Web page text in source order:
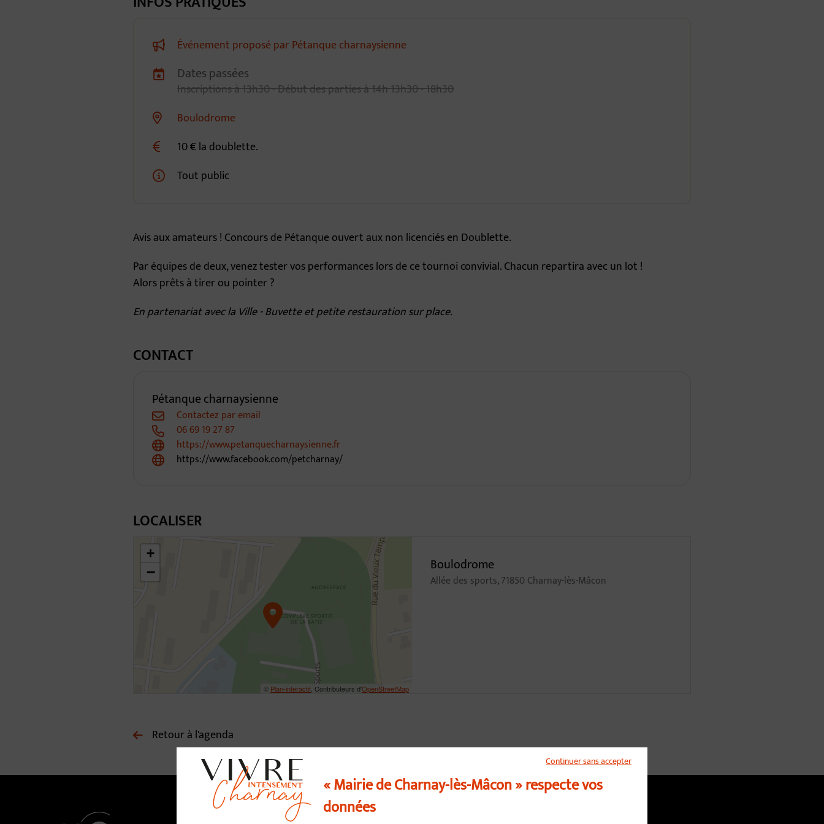
Événement proposé par Pétanque charnaysienne
Dates de planification
Dates passées
Inscriptions à 13h30 - Début des parties à 14h13h30 - 18h30
Lieu alternatif
Boulodrome
10 € la doublette.
Tout public
Avis aux amateurs ! Concours de Pétanque ouvert aux non licenciés en Doublette.
Par équipes de deux, venez tester vos performances lors de ce tournoi convivial. Chacun repartira avec un lot !
Alors prêts à tirer ou pointer ?
En partenariat avec la Ville - Buvette et petite restauration sur place.
CONTACT
Pétanque charnaysienne
Contactez par email
06 69 19 27 87
https://www.petanquecharnaysienne.fr
https://www.facebook.com/petcharnay/
LOCALISER
46.307979195354186,4.799070339410931
+
−
© Plan-interactif, Contributeurs d'OpenStreetMap
Boulodrome
Allée des sports, 71850 Charnay-lès-Mâcon
Retour à l'agenda
Continuer sans accepter
« Mairie de Charnay-lès-Mâcon » respecte vos
données